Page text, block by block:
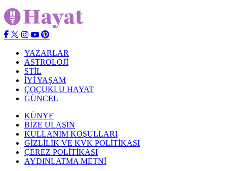
YAZARLAR
ASTROLOJİ
STİL
İYİ YAŞAM
ÇOÇUKLU HAYAT
GÜNCEL
KÜNYE
BİZE ULAŞIN
KULLANIM KOŞULLARI
GİZLİLİK VE KVK POLİTİKASI
ÇEREZ POLİTİKASI
AYDINLATMA METNİ